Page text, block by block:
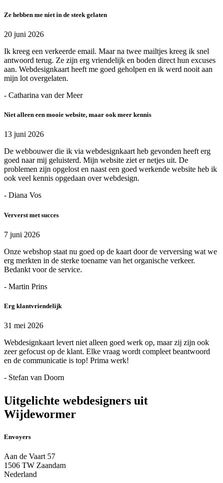
Ze hebben me niet in de steek gelaten
20 juni 2026
Ik kreeg een verkeerde email. Maar na twee mailtjes kreeg ik snel
antwoord terug. Ze zijn erg vriendelijk en boden direct hun excuses
aan. Webdesignkaart heeft me goed geholpen en ik werd nooit aan
mijn lot overgelaten.
- Catharina van der Meer
Niet alleen een mooie website, maar ook meer kennis
13 juni 2026
De webbouwer die ik via webdesignkaart heb gevonden heeft erg
goed naar mij geluisterd. Mijn website ziet er netjes uit. De
problemen zijn opgelost en naast een goed werkende website heb ik
ook veel kennis opgedaan over webdesign.
- Diana Vos
Ververst met succes
7 juni 2026
Onze webshop staat nu goed op de kaart door de verversing wat we
erg merkten in de sterke toename van het organische verkeer.
Bedankt voor de service.
- Martin Prins
Erg klantvriendelijk
31 mei 2026
Webdesignkaart levert niet alleen goed werk op, maar zij zijn ook
zeer gefocust op de klant. Elke vraag wordt compleet beantwoord
en de communicatie is top! Prima werk!
- Stefan van Doorn
Uitgelichte webdesigners uit
Wijdewormer
Envoyers
Aan de Vaart 57
1506 TW Zaandam
Nederland